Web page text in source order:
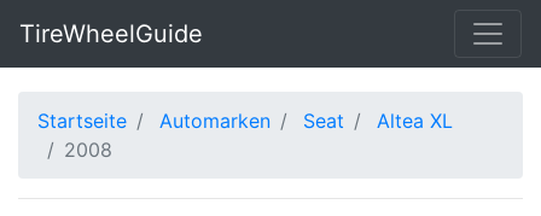
TireWheelGuide
Startseite Automarken Seat
Altea XL
2008